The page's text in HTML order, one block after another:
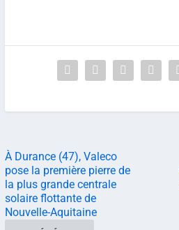
À Durance (47), Valeco
pose la première pierre de
la plus grande centrale
solaire flottante de
Nouvelle-Aquitaine